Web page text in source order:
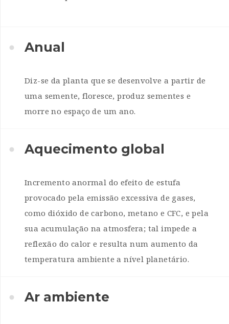
Anual
Diz-se da planta que se desenvolve a partir de
uma semente, floresce, produz sementes e
morre no espaço de um ano.
Aquecimento global
Incremento anormal do efeito de estufa
provocado pela emissão excessiva de gases,
como dióxido de carbono, metano e CFC, e pela
sua acumulação na atmosfera; tal impede a
reflexão do calor e resulta num aumento da
temperatura ambiente a nível planetário.
Ar ambiente